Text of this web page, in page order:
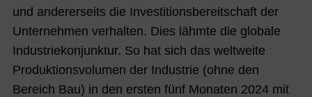
und andererseits die Investitionsbereitschaft der
Unternehmen verhalten. Dies lähmte die globale
Industriekonjunktur. So hat sich das weltweite
Produktionsvolumen der Industrie (ohne den
Bereich Bau) in den ersten fünf Monaten 2024 mit